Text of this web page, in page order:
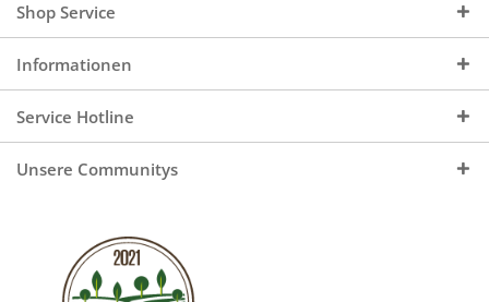
Shop Service
Informationen
Service Hotline
Unsere Communitys